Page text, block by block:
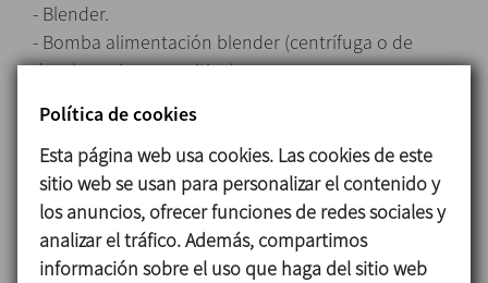
- Blender.
- Bomba alimentación blender (centrífuga o de
desplazamiento positivo).
- Válvulas mariposa manuales.
- Cuadro eléctrico para mando y protección de
blender y bomba.
Caudal líquido: hasta 65000 l/h
Aspiración sólidos: hasta 7500 Kg/h aprox.
Política de cookies
Esta página web usa cookies. Las cookies de este
sitio web se usan para personalizar el contenido y
los anuncios, ofrecer funciones de redes sociales y
analizar el tráfico. Además, compartimos
información sobre el uso que haga del sitio web